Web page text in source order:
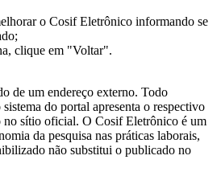
o Cosif Eletrônico informando se
clique em "Voltar".
de um endereço externo. Todo
do portal apresenta o respectivo
sítio oficial. O Cosif Eletrônico é um
da pesquisa nas práticas laborais,
não substitui o publicado no